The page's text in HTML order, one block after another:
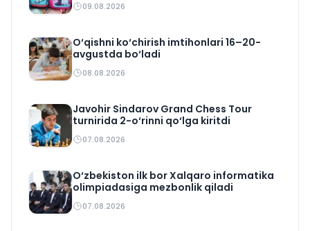
09.08.2026
O‘qishni ko‘chirish imtihonlari 16–20-
avgustda bo‘ladi
08.08.2026
Javohir Sindarov Grand Chess Tour
turnirida 2-o‘rinni qo‘lga kiritdi
07.08.2026
O‘zbekiston ilk bor Xalqaro informatika
olimpiadasiga mezbonlik qiladi
07.08.2026